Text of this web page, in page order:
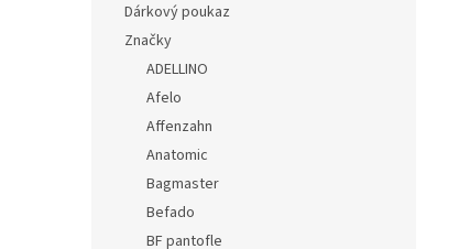
Dárkový poukaz
Značky
ADELLINO
Afelo
Affenzahn
Anatomic
Bagmaster
Befado
BF pantofle